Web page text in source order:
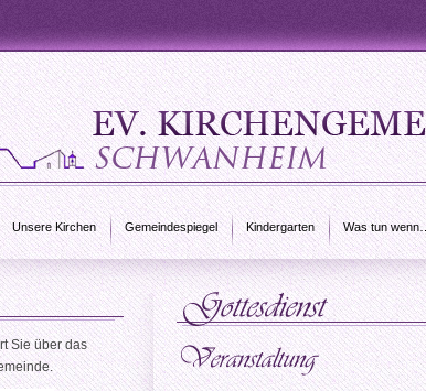
Unsere Kirchen Gemeindespiegel Kindergarten Was tun
Sie über das